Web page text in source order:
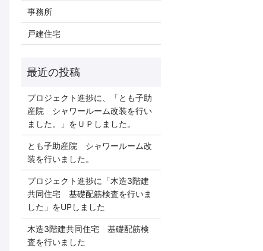
事務所
戸建住宅
プロジェクト進捗に、「とも子助
産院 シャワールーム改装を行い
ました。」をＵＰしました。
とも子助産院 シャワールーム改
装を行いました。
プロジェクト進捗に「木造3階建
共同住宅 基礎配筋検査を行いま
した」をUPしました
木造3階建共同住宅 基礎配筋検
査を行いました